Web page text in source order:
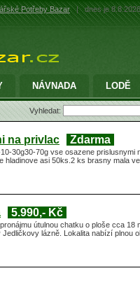
Potřeby Bazar | dnes je
NÁVNADA LODĚ
Vyhledat:
na privlac Zdarma
30g30-70g vse osazene
hladinove asi 50ks.2 ks brasny mala
5.990,- Kč
útulnou chatku o ploše cca
lázně. Lokalita nabízí plnou